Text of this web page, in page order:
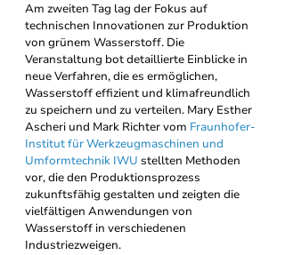
Am zweiten Tag lag der Fokus auf
technischen Innovationen zur Produktion
von grünem Wasserstoff. Die
Veranstaltung bot detaillierte Einblicke in
neue Verfahren, die es ermöglichen,
Wasserstoff effizient und klimafreundlich
zu speichern und zu verteilen. Mary Esther
Ascheri und Mark Richter vom Fraunhofer-
Institut für Werkzeugmaschinen und
Umformtechnik IWU stellten Methoden
vor, die den Produktionsprozess
zukunftsfähig gestalten und zeigten die
vielfältigen Anwendungen von
Wasserstoff in verschiedenen
Industriezweigen.